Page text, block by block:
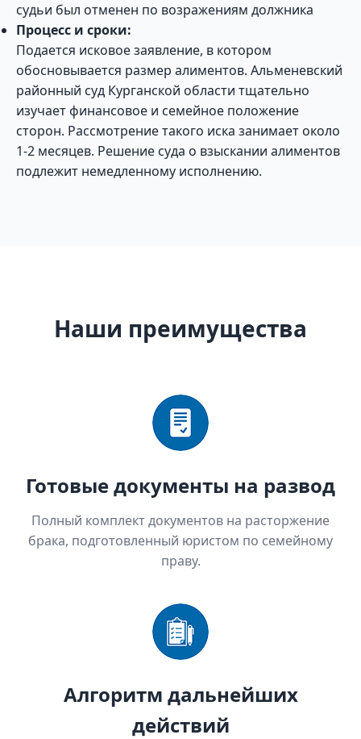
судьи был отменен по возражениям должника
Процесс и сроки:
Подается исковое заявление, в котором
обосновывается размер алиментов. Альменевский
районный суд Курганской области тщательно
изучает финансовое и семейное положение
сторон. Рассмотрение такого иска занимает около
1-2 месяцев. Решение суда о взыскании алиментов
подлежит немедленному исполнению.
Наши преимущества
Готовые документы на развод
Полный комплект документов на расторжение
брака, подготовленный юристом по семейному
праву.
Алгоритм дальнейших
действий